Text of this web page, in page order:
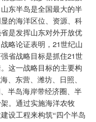
东半岛是全国最大的半
的海洋区位、资源、科
是发挥山东对外开放优
略论证表明， 21世纪山
省战略目标是抓住21世
这一战略目标的主要构
、东营、潍坊、日照、
半岛海岸带经济圈、半
。通过实施海洋农牧
设工程来构筑“四个半岛